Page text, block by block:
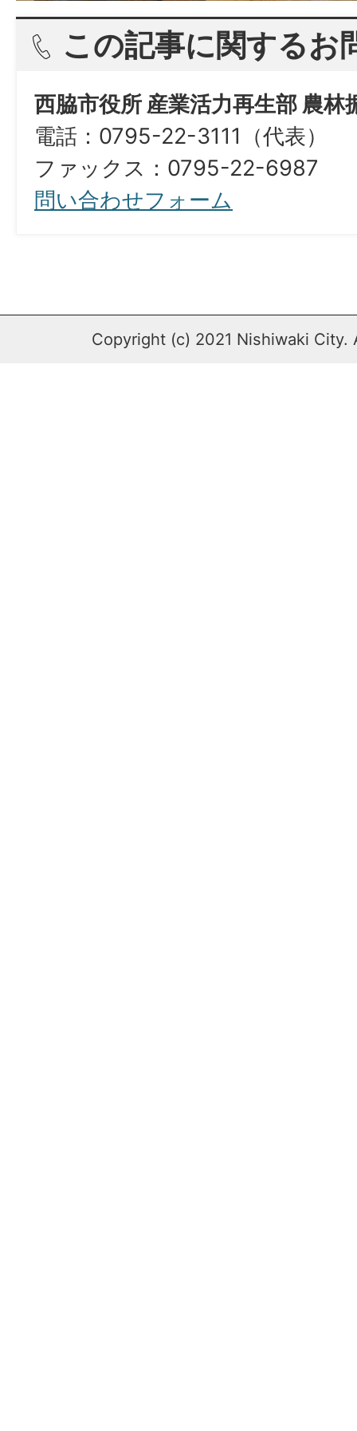
この記事に関するお
西脇市役所 産業活力再生部 農林
電話：0795-22-3111（代表）
ファックス：0795-22-6987
問い合わせフォーム
Copyright (c) 2021 Nishiwaki City.